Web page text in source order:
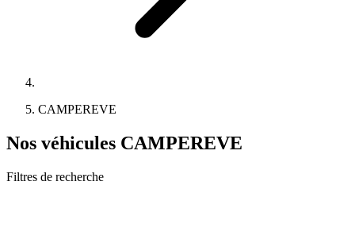
CAMPEREVE
Nos véhicules CAMPEREVE
Filtres de recherche